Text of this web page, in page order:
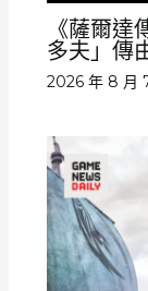
《薩爾
多夫」傳
2026 年 8 月